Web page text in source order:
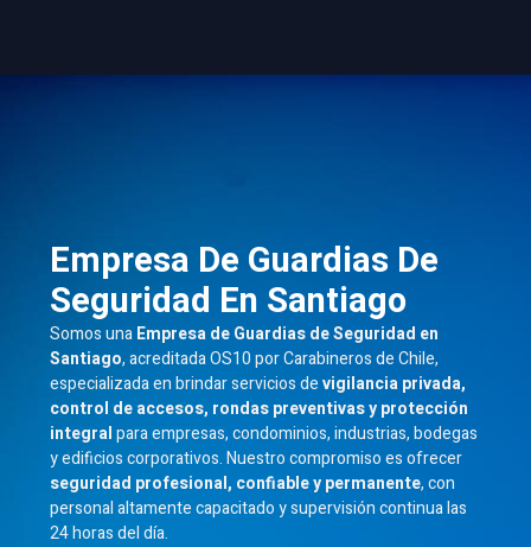
Empresa De Guardias De
Seguridad En Santiago
Somos unaEmpresa de Guardias de Seguridad en
Santiago, acreditada OS10 por Carabineros de Chile,
especializada en brindar servicios devigilancia privada,
control de accesos, rondas preventivas y protección
integralpara empresas, condominios, industrias, bodegas
y edificios corporativos. Nuestro compromiso es ofrecer
seguridad profesional, confiable y permanente, con
personal altamente capacitado y supervisión continua las
24 horas del día.